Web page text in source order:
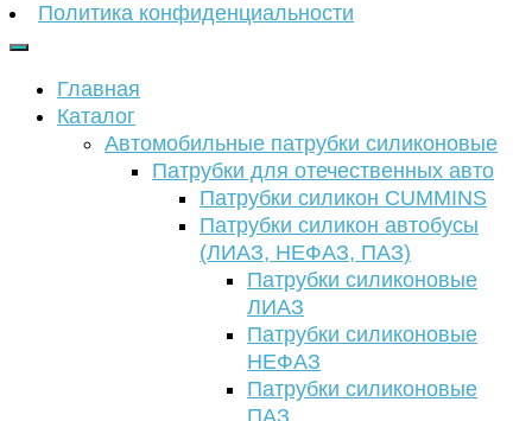
Политика конфиденциальности
Главная
Каталог
Автомобильные патрубки силиконовые
Патрубки для отечественных авто
Патрубки силикон CUMMINS
Патрубки силикон автобусы
(ЛИАЗ, НЕФАЗ, ПАЗ)
Патрубки силиконовые
ЛИАЗ
Патрубки силиконовые
НЕФАЗ
Патрубки силиконовые
ПАЗ